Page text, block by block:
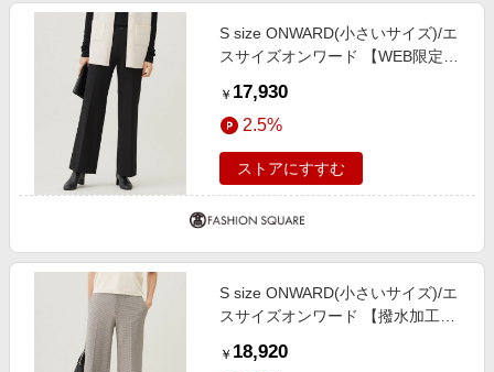
S size ONWARD(小さいサイズ)/エ
スサイズオンワード 【WEB限定カ
ギャバストレート パンツ [WEB限
定]ブラック 30
￥ 17,930
2.5%
ストアにすすむ
S size ONWARD(小さいサイズ)/エ
スサイズオンワード 【撥水加工・
レート パンツ ベージュ系チェック
￥ 18,920